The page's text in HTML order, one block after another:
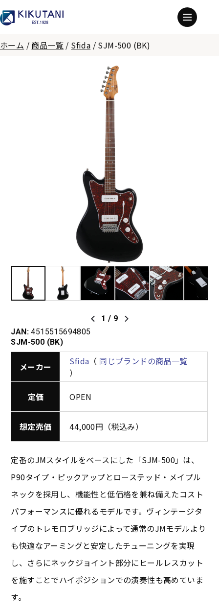
ホーム / 商品一覧 / Sfida / SJM-500 (BK)
1 / 9
JAN: 4515515694805
SJM-500 (BK)
メーカー Sfida （ 同じブランドの商品一覧
）
定価 OPEN
想定売価 44,000円（税込み）
定番のJMスタイルをベースにした「SJM-500」は、
P90タイプ・ピックアップとローステッド・メイプル
ネックを採用し、機能性と低価格を兼ね備えたコスト
パフォーマンスに優れるモデルです。ヴィンテージタ
イプのトレモロブリッジによって通常のJMモデルより
も快適なアーミングと安定したチューニングを実現
し、さらにネックジョイント部分にヒールレスカット
を施すことでハイポジションでの演奏性も高めていま
す。